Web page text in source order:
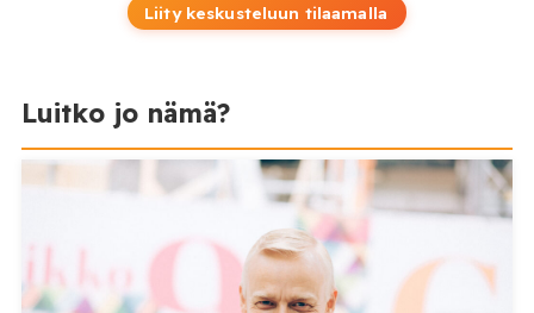
Liity keskusteluun tilaamalla
Luitko jo nämä?